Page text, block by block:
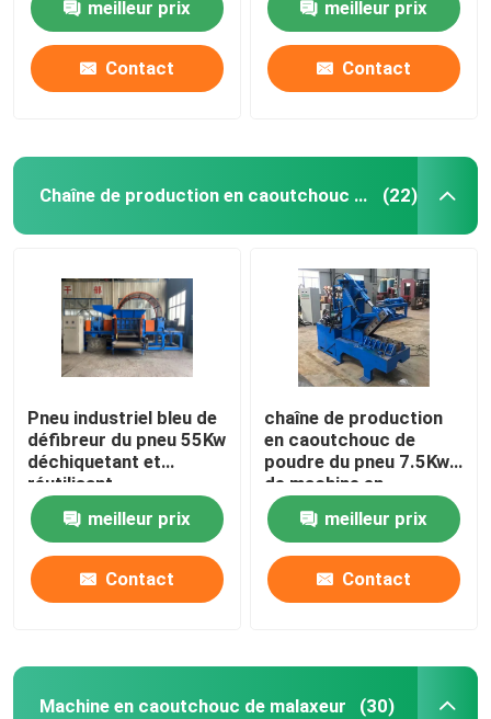
meilleur prix
Contact
machine XK450 deux
meilleur prix
Contact
Chaîne de production en caoutchouc de poudre (22)
Pneu industriel bleu de
défibreur du pneu 55Kw
déchiquetant et
réutilisant
meilleur prix
Contact
chaîne de production
en caoutchouc de
poudre du pneu 7.5Kw
de machine en
caoutchouc de
défibreur CE d'OIN
meilleur prix
Contact
Machine en caoutchouc de malaxeur (30)